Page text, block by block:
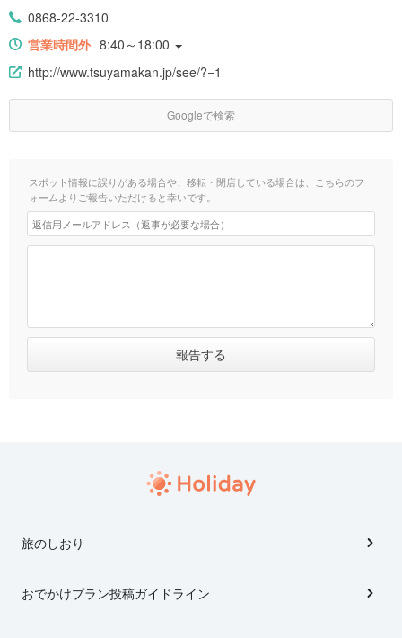
0868-22-3310
営業時間外 8:40～18:00
http://www.tsuyamakan.jp/see/?=1
Googleで検索
スポット情報に誤りがある場合や、移転・閉店している場合は、こちらのフ
ォームよりご報告いただけると幸いです。
旅のしおり
おでかけプラン投稿ガイドライン